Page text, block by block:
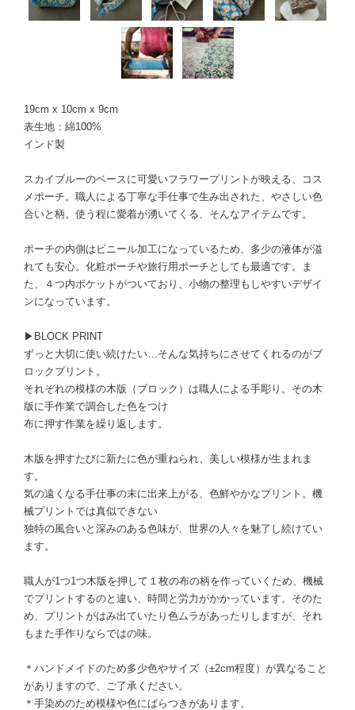
19cm x 10cm x 9cm
表生地：綿100%
インド製
スカイブルーのベースに可愛いフラワープリントが映える、コス
メポーチ。職人による丁寧な手仕事で生み出された、やさしい色
合いと柄。使う程に愛着が湧いてくる、そんなアイテムです。
ポーチの内側はビニール加工になっているため、多少の液体が溢
れても安心。化粧ポーチや旅行用ポーチとしても最適です。ま
た、４つ内ポケットがついており、小物の整理もしやすいデザイ
ンになっています。
▶BLOCK PRINT
ずっと大切に使い続けたい…そんな気持ちにさせてくれるのがブ
ロックプリント。
それぞれの模様の木版（ブロック）は職人による手彫り。その木
版に手作業で調合した色をつけ
布に押す作業を繰り返します。
木版を押すたびに新たに色が重ねられ、美しい模様が生まれま
す。
気の遠くなる手仕事の末に出来上がる、色鮮やかなプリント。機
械プリントでは真似できない
独特の風合いと深みのある色味が、世界の人々を魅了し続けてい
ます。
職人が1つ1つ木版を押して１枚の布の柄を作っていくため、機械
でプリントするのと違い、時間と労力がかかっています。そのた
め、プリントがはみ出ていたり色ムラがあったりしますが、それ
もまた手作りならではの味。
＊ハンドメイドのため多少色やサイズ（±2cm程度）が異なること
がありますので、ご了承ください。
＊手染めのため模様や色にばらつきがあります。